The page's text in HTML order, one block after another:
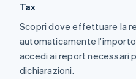
Tax
Scopri dove effettuare la
automaticamente
accedi ai report necessari
dichiarazioni.
English
Portogallo
RAS di Hong Kong, Cina
English简体中文